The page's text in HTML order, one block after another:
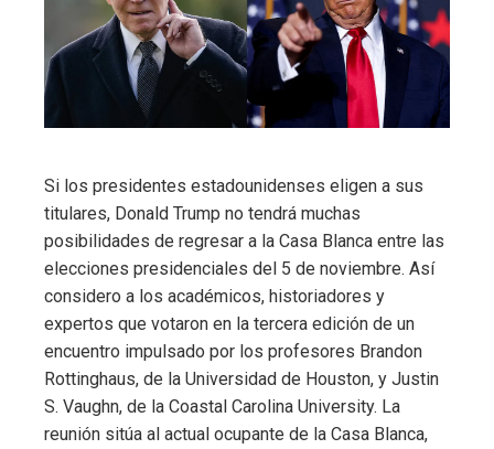
Si los presidentes estadounidenses eligen a sus
titulares, Donald Trump no tendrá muchas
posibilidades de regresar a la Casa Blanca entre las
elecciones presidenciales del 5 de noviembre. Así
considero a los académicos, historiadores y
expertos que votaron en la tercera edición de un
encuentro impulsado por los profesores Brandon
Rottinghaus, de la Universidad de Houston, y Justin
S. Vaughn, de la Coastal Carolina University. La
reunión sitúa al actual ocupante de la Casa Blanca,